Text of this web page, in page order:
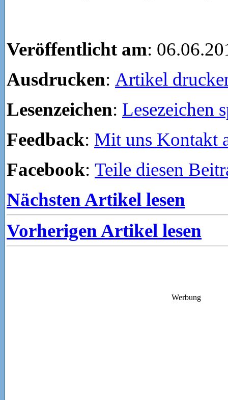
Veröffentlicht am:
Ausdrucken: Artikel
Lesenzeichen: Lesezeichen
Feedback: Mit uns Kontakt
Facebook: Teile diesen
Nächsten Artikel lesen
Vorherigen Artikel lesen
Werbung